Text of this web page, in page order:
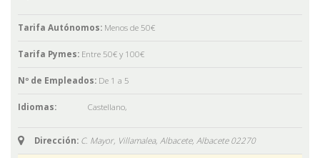
Tarifa Autónomos: Menos de 50€
Tarifa Pymes: Entre 50€ y 100€
Nº de Empleados: De 1 a 5
Idiomas: Castellano,
Dirección: C. Mayor, Villamalea, Albacete, Albacete 02270